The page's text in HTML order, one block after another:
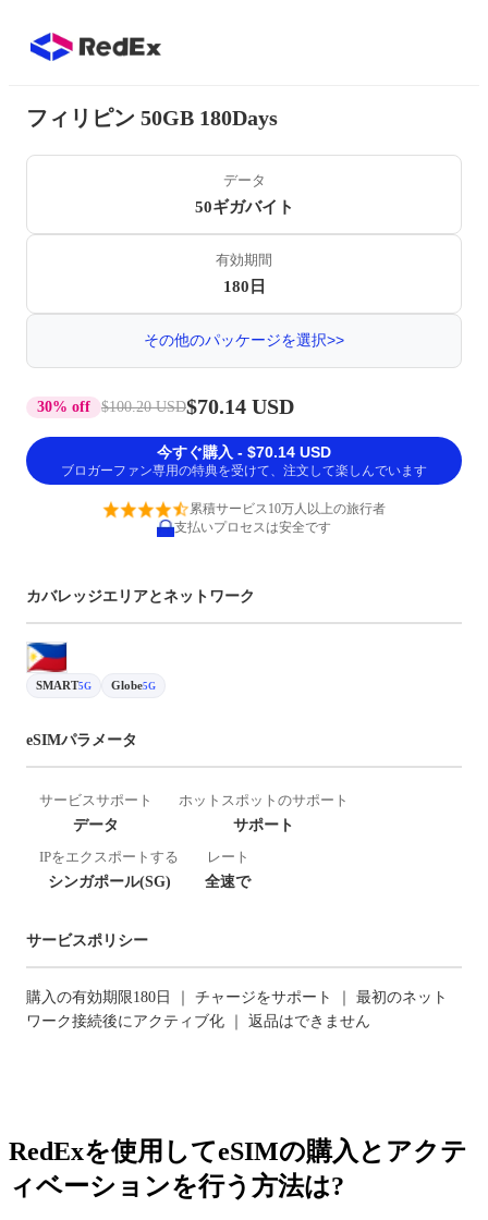
フィリピン 50GB 180Days
データ
50ギガバイト
有効期間
180日
その他のパッケージを選択>>
30% off $100.20 USD$70.14 USD
今すぐ購入 - $70.14 USD
ブロガーファン専用の特典を受けて、注文して楽しんでいます
累積サービス10万人以上の旅行者
支払いプロセスは安全です
カバレッジエリアとネットワーク
SMART5G Globe5G
eSIMパラメータ
サービスサポート
データ
ホットスポットのサポート
サポート
IPをエクスポートする
シンガポール(SG)
レート
全速で
サービスポリシー
購入の有効期限180日 ｜ チャージをサポート ｜ 最初のネット
ワーク接続後にアクティブ化 ｜ 返品はできません
RedExを使用してeSIMの購入とアクテ
ィベーションを行う方法は?